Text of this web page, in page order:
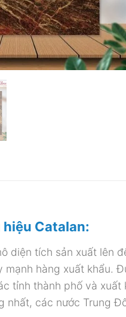
Catalan:
diện tích sản xuất lên
mạnh hàng xuất khẩu.
tỉnh thành phố và
nhất, các nước Trung